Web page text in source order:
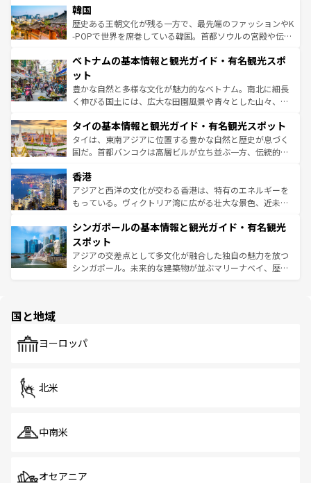
はコンテンツ一覧
いる。アクティビティも充実しており、サーフィンやダイ
ビング、ハイキングなど、アウトドア好きにはたまらな
い。オーストラリアの多彩な魅力を存分に味わいつくそ
参照してほしい。
ン）、静ひつな山岳地帯である台湾東部など、都市の喧騒
と山間の静けさが共存しており、訪れる人に新しい発見と
驚きをもたらしてくれる。また、奥深い台湾の食文化も魅
容にもいいと評判のスイーツなど、バラエティ豊かな料理
照してほしい。
韓国
歴史ある王朝文化が残る一方で、最先端のファッションやK
-POPで世界を席巻している韓国。首都ソウルの宮殿や伝統
き、地方に足を延ばせば四季折々の自然美を楽しむことが
できる。そして、キムチや焼肉、絶品のストリートフード
まで、さまざまな韓国料理が待っている。夜には、韓国な
らではのナイトライフも堪能できる。あたたかいホスピタ
わってみてほしい。 なお、新着の韓国情報はコンテンツ一
覧 を参照してほしい。
ベトナムの基本情報と観光ガイド・有名観光スポ
ット
豊かな自然と多様な文化が魅力的なベトナム。南北に細長
く伸びる国土には、広大な田園風景や青々とした山々、世
急速な発展と共に伝統が息づく。ハノイの古い町並みやホ
ーチミン市のフランス統治時代の建物も、独特の雰囲気を
醸し出している。また、バラエティの豊かさとおいしさで
とつ。フォーやバインミー、ベトナムコーヒーなどは、ぜ
ひ現地で味わいたい。どの地域を訪れてもあたたかい人々
が旅行者を迎えてくれるので、きっと忘れられない旅にな
参照してほしい。
タイの基本情報と観光ガイド・有名観光スポット
タイは、東南アジアに位置する豊かな自然と歴史が息づく
国だ。首都バンコクは高層ビルが立ち並ぶ一方、伝統的な
の活気が交差している。北部ではチェンマイなどの山岳地
帯で自然と触れ合い、南部ではプーケットやクラビの美し
いビーチでリゾート気分を楽しむことができる。タイ料理
激する。気候は一年中温暖で、どの季節にも異なる楽しみ
が待っている。親しみやすいタイの人々、仏教を中心とし
た文化、そして多様な観光資源が、訪れる旅人を魅了し続
ける。 なお、新着のタイ情報はコンテンツ一覧を参照して
香港
アジアと西洋の文化が交わる香港は、特有のエネルギーを
もっている。ヴィクトリア湾に広がる壮大な景色、近未来
み、どこを訪れても感動するはず。観光スポットが密集し
ており、効率よく見どころを回れるのも魅力。息をのむよ
うな絶景から文化的な体験まで、香港を存分に楽しみ尽く
そう。 なお、新着の香港情報はコンテンツ一覧を参照して
シンガポールの基本情報と観光ガイド・有名観光
スポット
アジアの交差点として多文化が融合した独自の魅力を放つ
シンガポール。未来的な建築物が並ぶマリーナベイ、歴史
で、ホーカーズは地元の風情を楽しめる外せないスポット
国と地域
ヨーロッパ
北米
中南米
オセアニア